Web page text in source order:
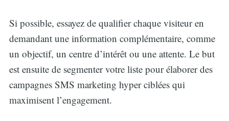
Si possible, essayez de qualifier chaque visiteur en
demandant une information complémentaire, comme
un objectif, un centre d’intérêt ou une attente. Le but
est ensuite de segmenter votre liste pour élaborer des
campagnes SMS marketing hyper ciblées qui
maximisent l’engagement.